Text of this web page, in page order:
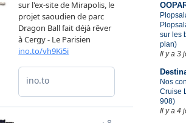
sur les
plan)
Il y a 3
Nos
Cruise
908)
Il y a 4